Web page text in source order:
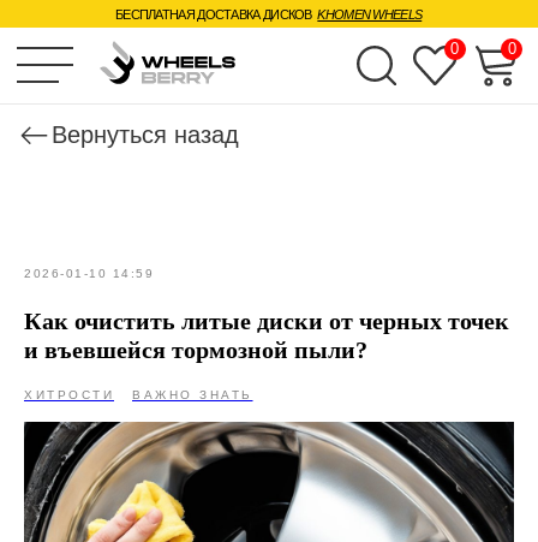
БЕСПЛАТНАЯ ДОСТАВКА ДИСКОВKHOMEN WHEELS
2026-01-10 14:59
Как очистить литые диски от черных точек
и въевшейся тормозной пыли?
ХИТРОСТИ ВАЖНО ЗНАТЬ